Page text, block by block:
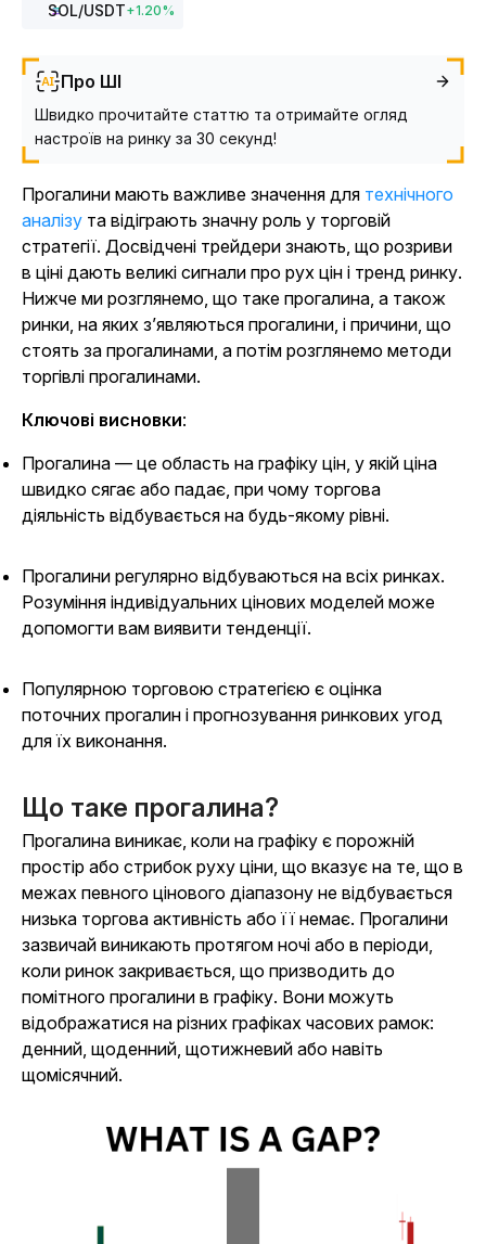
SOL/USDT+1.20%
Про ШІ
Швидко прочитайте статтю та отримайте огляд
настроїв на ринку за 30 секунд!
Прогалини мають важливе значення для технічного
аналізу та відіграють значну роль у торговій
стратегії. Досвідчені трейдери знають, що розриви
в ціні дають великі сигнали про рух цін і тренд ринку.
Нижче ми розглянемо, що таке прогалина, а також
ринки, на яких з’являються прогалини, і причини, що
стоять за прогалинами, а потім розглянемо методи
торгівлі прогалинами.
Ключові висновки:
Прогалина — це область на графіку цін, у якій ціна
швидко сягає або падає, при чому торгова
діяльність відбувається на будь-якому рівні.
Прогалини регулярно відбуваються на всіх ринках.
Розуміння індивідуальних цінових моделей може
допомогти вам виявити тенденції.
Популярною торговою стратегією є оцінка
поточних прогалин і прогнозування ринкових угод
для їх виконання.
Що таке прогалина?
Прогалина виникає, коли на графіку є порожній
простір або стрибок руху ціни, що вказує на те, що в
межах певного цінового діапазону не відбувається
низька торгова активність або її немає. Прогалини
зазвичай виникають протягом ночі або в періоди,
коли ринок закривається, що призводить до
помітного прогалини в графіку. Вони можуть
відображатися на різних графіках часових рамок:
денний, щоденний, щотижневий або навіть
щомісячний.